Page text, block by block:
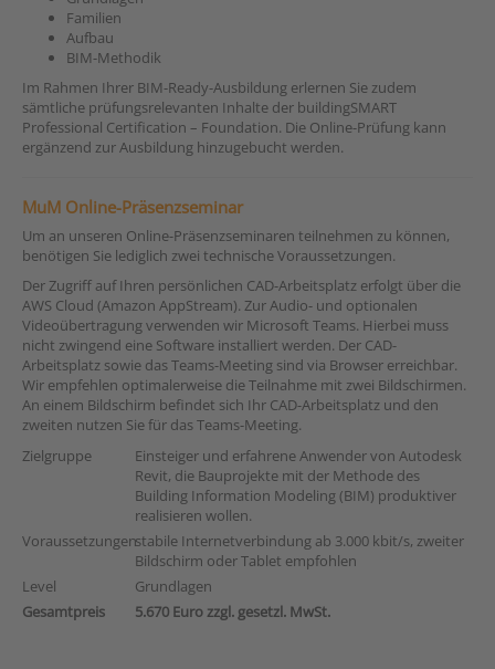
Familien
Aufbau
BIM-Methodik
Im Rahmen Ihrer BIM-Ready-Ausbildung erlernen Sie zudem
sämtliche prüfungsrelevanten Inhalte der buildingSMART
Professional Certification – Foundation. Die Online-Prüfung kann
ergänzend zur Ausbildung hinzugebucht werden.
MuM Online-Präsenzseminar
Um an unseren Online-Präsenzseminaren teilnehmen zu können,
benötigen Sie lediglich zwei technische Voraussetzungen.
Der Zugriff auf Ihren persönlichen CAD-Arbeitsplatz erfolgt über die
AWS Cloud (Amazon AppStream). Zur Audio- und optionalen
Videoübertragung verwenden wir Microsoft Teams. Hierbei muss
nicht zwingend eine Software installiert werden. Der CAD-
Arbeitsplatz sowie das Teams-Meeting sind via Browser erreichbar.
Wir empfehlen optimalerweise die Teilnahme mit zwei Bildschirmen.
An einem Bildschirm befindet sich Ihr CAD-Arbeitsplatz und den
zweiten nutzen Sie für das Teams-Meeting.
Zielgruppe
Einsteiger und erfahrene Anwender von Autodesk
Revit, die Bauprojekte mit der Methode des
Building Information Modeling (BIM) produktiver
realisieren wollen.
Voraussetzungenstabile Internetverbindung ab 3.000 kbit/s, zweiter
Bildschirm oder Tablet empfohlen
Level
Grundlagen
Gesamtpreis
5.670 Euro zzgl. gesetzl. MwSt.